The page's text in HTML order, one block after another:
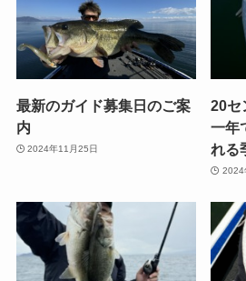
最新のガイド募集日のご案
内
2024年11月25日
20セ
一年
れる
2024